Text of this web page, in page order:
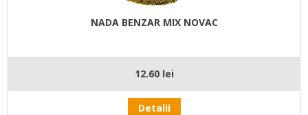
NADA BENZAR MIX NOVAC
12.60 lei
Detalii